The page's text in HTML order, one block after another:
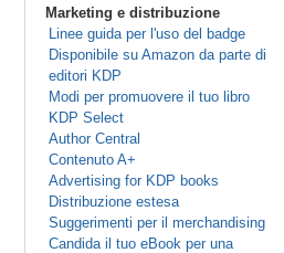
Marketing e distribuzione
Linee guida per l'uso del badge
Disponibile su Amazon da parte di
editori KDP
Modi per promuovere il tuo libro
KDP Select
Author Central
Contenuto A+
Advertising for KDP books
Distribuzione estesa
Suggerimenti per il merchandising
Candida il tuo eBook per una